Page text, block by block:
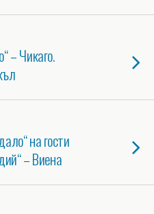
– Чикаго.
на гости
– Виена